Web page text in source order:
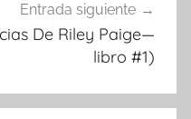
Entrada siguiente
De Riley Paige—
libro #1)